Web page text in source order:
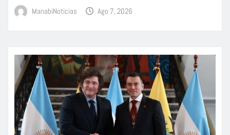
ManabiNoticias Ago 7, 2026